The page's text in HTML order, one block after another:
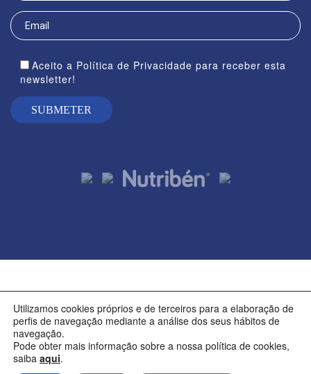
Aceito a Política de Privacidade para receber esta
newsletter!
Termos e condições
Utilizamos cookies próprios e de terceiros para a elaboração de
perfis de navegação mediante a análise dos seus hábitos de
navegação.
Pode obter mais informação sobre a nossa política de cookies,
saiba aqui.